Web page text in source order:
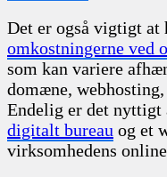
Det er også vigtigt at
omkostningerne ved
som kan variere
domæne,
Endelig er det nyttigt
digitalt bureau og et
virksomhedens